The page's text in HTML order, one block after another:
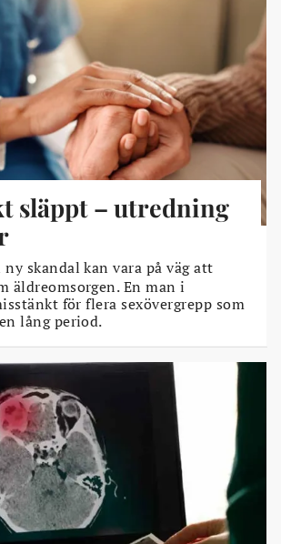
släppt – utredning
ny skandal kan vara på väg att
äldreomsorgen. En man i
för flera sexövergrepp som
lång period.